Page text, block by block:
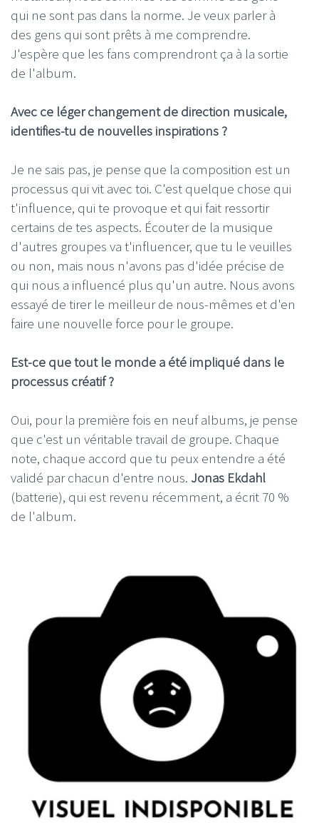
qui ne sont pas dans la norme. Je veux parler à
des gens qui sont prêts à me comprendre.
J'espère que les fans comprendront ça à la sortie
de l'album.
Avec ce léger changement de direction musicale,
identifies-tu de nouvelles inspirations ?
Je ne sais pas, je pense que la composition est un
processus qui vit avec toi. C'est quelque chose qui
t'influence, qui te provoque et qui fait ressortir
certains de tes aspects. Écouter de la musique
d'autres groupes va t'influencer, que tu le veuilles
ou non, mais nous n'avons pas d'idée précise de
qui nous a influencé plus qu'un autre. Nous avons
essayé de tirer le meilleur de nous-mêmes et d'en
faire une nouvelle force pour le groupe.
Est-ce que tout le monde a été impliqué dans le
processus créatif ?
Oui, pour la première fois en neuf albums, je pense
que c'est un véritable travail de groupe. Chaque
note, chaque accord que tu peux entendre a été
validé par chacun d'entre nous. Jonas Ekdahl
(batterie), qui est revenu récemment, a écrit 70 %
de l'album.